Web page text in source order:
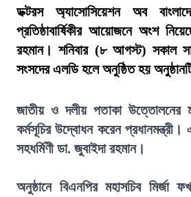
ডক্টরস অ্যাসোসিয়েশন অব
প্রতিষ্ঠাবার্ষিকীর আয়োজনে অংশ
রহমান। শনিবার (৮ আগস্ট) সকাল
সংসদের এলডি হলে অনুষ্ঠিত হয়
জাতীয় ও দলীয় পতাকা উত্তোলনের
কর্মসূচির উদ্বোধন করেন প্রধানমন্ত্রী।
সহধর্মিণী ডা. জুবাইদা রহমান।
অনুষ্ঠানে বিএনপির মহাসচিব